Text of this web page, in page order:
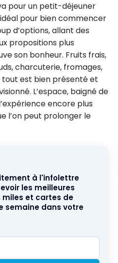
pour un petit-déjeuner
pour bien commencer
d’options, allant des
propositions plus
son bonheur. Fruits frais,
charcuterie, fromages,
tout est bien présenté et
L’espace, baigné de
encore plus
l’on peut prolonger le
à l'infolettre
les meilleures
et cartes de
semaine dans votre